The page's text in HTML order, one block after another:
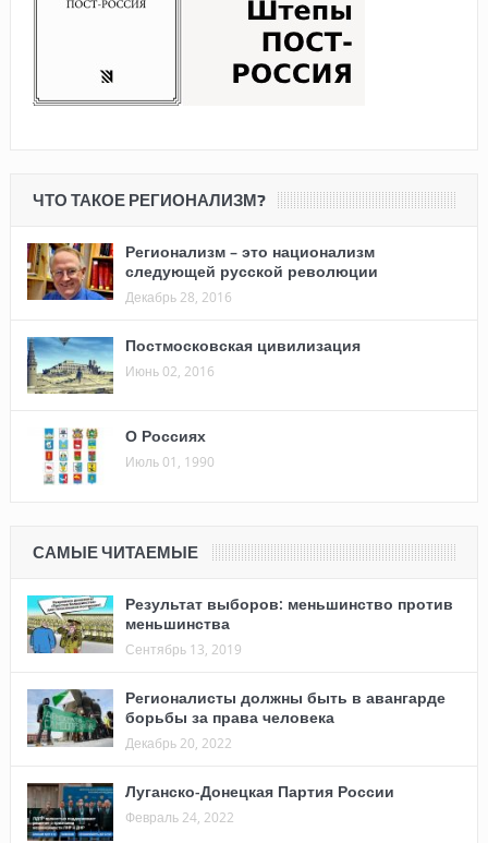
ЧТО ТАКОЕ РЕГИОНАЛИЗМ?
Регионализм – это национализм
следующей русской революции
Декабрь 28, 2016
Постмосковская цивилизация
Июнь 02, 2016
О Россиях
Июль 01, 1990
САМЫЕ ЧИТАЕМЫЕ
Результат выборов: меньшинство против
меньшинства
Сентябрь 13, 2019
Регионалисты должны быть в авангарде
борьбы за права человека
Декабрь 20, 2022
Луганско-Донецкая Партия России
Февраль 24, 2022